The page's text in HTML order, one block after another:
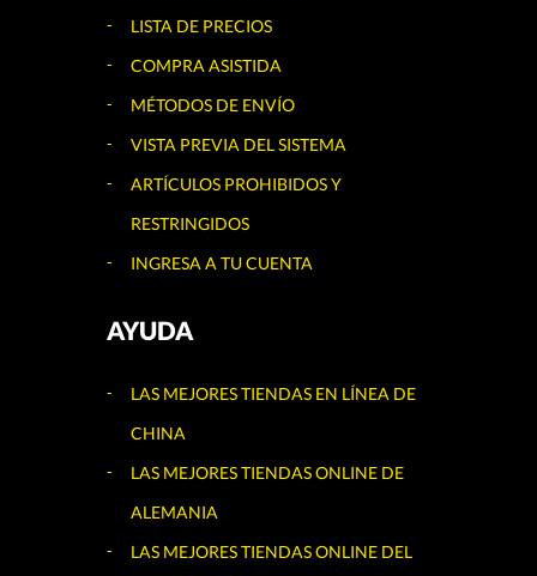
LISTA DE PRECIOS
COMPRA ASISTIDA
MÉTODOS DE ENVÍO
VISTA PREVIA DEL SISTEMA
ARTÍCULOS PROHIBIDOS Y
RESTRINGIDOS
INGRESA A TU CUENTA
AYUDA
LAS MEJORES TIENDAS EN LÍNEA DE
CHINA
LAS MEJORES TIENDAS ONLINE DE
ALEMANIA
LAS MEJORES TIENDAS ONLINE DEL